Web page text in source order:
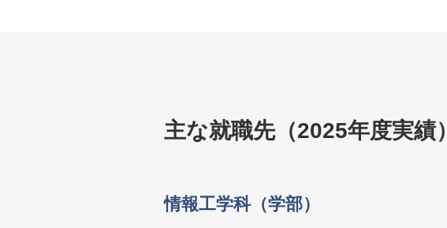
主な就職先（2025年度実績）
情報工学科（学部）